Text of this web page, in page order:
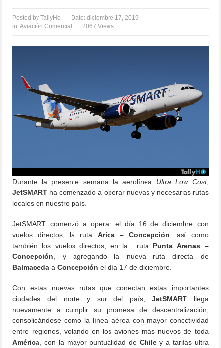
Posted byTallyHo Date:diciembre 17, 2019
in:Aviación Comercial 2067 Views
Durante la presente semana la aerolínea Ultra Low Cost,
JetSMART ha comenzado a operar nuevas y necesarias rutas
locales en nuestro país.
JetSMART comenzó a operar el día 16 de diciembre con
vuelos directos, la ruta Arica – Concepción . así como
también los vuelos directos, en la ruta Punta Arenas –
Concepción , y agregando la nueva ruta directa de
Balmaceda aConcepción el día 17 de diciembre.
Con estas nuevas rutas que conectan estas importantes
ciudades del norte y sur del país, JetSMARTllega
nuevamente a cumplir su promesa de descentralización,
consolidándose como la línea aérea con mayor conectividad
entre regiones, volando en los aviones más nuevos de toda
América , con la mayor puntualidad de Chiley a tarifas ultra